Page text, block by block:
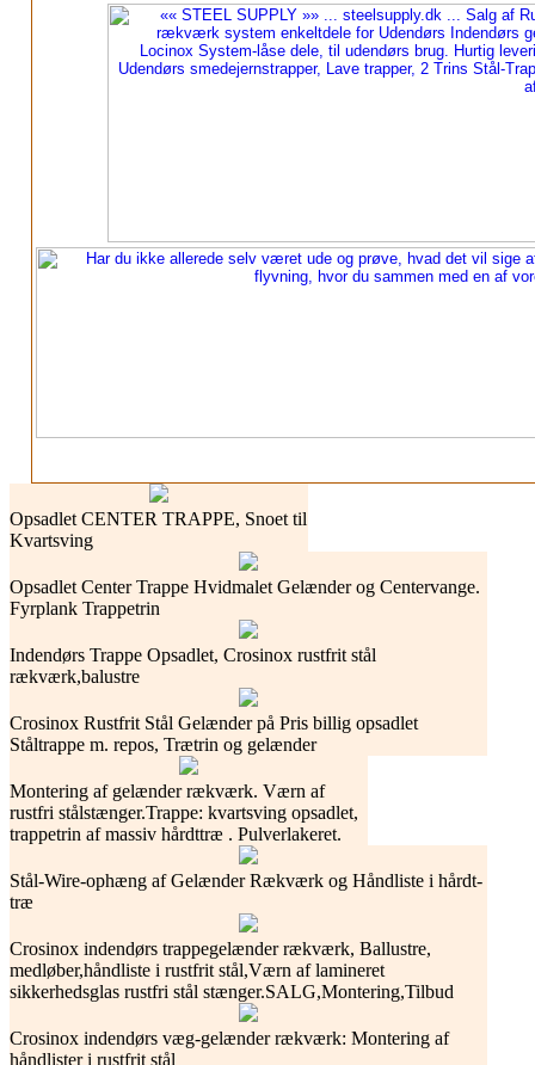
Opsadlet CENTER TRAPPE, Snoet til
Kvartsving
Opsadlet Center Trappe Hvidmalet Gelænder og Centervange.
Fyrplank Trappetrin
Indendørs Trappe Opsadlet, Crosinox rustfrit stål
rækværk,balustre
Crosinox Rustfrit Stål Gelænder på Pris billig opsadlet
Ståltrappe m. repos, Trætrin og gelænder
Montering af gelænder rækværk. Værn af
rustfri stålstænger.Trappe: kvartsving opsadlet,
trappetrin af massiv hårdttræ . Pulverlakeret.
Stål-Wire-ophæng af Gelænder Rækværk og Håndliste i hårdt-
træ
Crosinox indendørs trappegelænder rækværk, Ballustre,
medløber,håndliste i rustfrit stål,Værn af lamineret
sikkerhedsglas rustfri stål stænger.SALG,Montering,Tilbud
Crosinox indendørs væg-gelænder rækværk: Montering af
håndlister i rustfrit stål